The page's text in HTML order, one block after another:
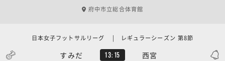
府中市立総合体育館
すみだ 13:15 西宮
日本女子フットサルリーグ | レギュラーシーズン 第8節